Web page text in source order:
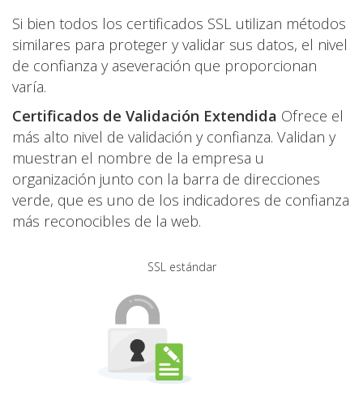
Si bien todos los certificados SSL utilizan métodos
similares para proteger y validar sus datos, el nivel
de confianza y aseveración que proporcionan
varía.
Certificados de Validación Extendida Ofrece el
más alto nivel de validación y confianza. Validan y
muestran el nombre de la empresa u
organización junto con la barra de direcciones
verde, que es uno de los indicadores de confianza
más reconocibles de la web.
SSL estándar